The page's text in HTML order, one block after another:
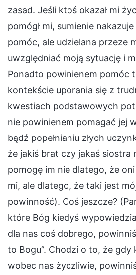
zasad. Jeśli ktoś okazał mi
pomógł mi, sumienie
pomóc, ale udzielana przeze
uwzględniać moją sytuację i
Ponadto powinienem pomóc
kontekście uporania się z
kwestiach podstawowych
nie powinienem pomagać jej
bądź popełnianiu złych
że jakiś brat czy jakaś siostra
pomogę im nie dlatego, że
mi, ale dlatego, że taki jest
powinność). Coś jeszcze?
które Bóg kiedyś
dla nas coś dobrego,
to Bogu”. Chodzi o to, że gdy
wobec nas życzliwie,